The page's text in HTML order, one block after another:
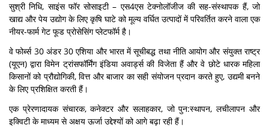
सुश्री निधि, साइंस फॉर सोसाइटी – एस4एस टेक्नोलॉजीज की सह-संस्थापक हैं, जो
खाद्य और पेय उद्योग के लिए कृषि घाटे को मूल्य वर्धित उत्पादों में परिवर्तित करने वाला एक
नीयर-फार्म गेट फूड प्रोसेसिंग प्‍लेटफॉर्म है।
वे फोर्ब्स 30 अंडर 30 एशिया और भारत में सूचीबद्ध तथा नीति आयोग और संयुक्त राष्ट्र
(यूएन) द्वारा विमेन ट्रांसफॉर्मिंग इंडिया अवार्ड्स की विजेता हैं और वे छोटे धारक महिला
किसानों को प्रौद्योगिकी, वित्त और बाजार का सही संयोजन प्रदान करते हुए, उद्यमी बनने
के लिए प्रशिक्षित करती हैं।
एक प्रेरणादायक संचारक, कनेक्टर और सलाहकार, जो पुन:स्‍थापन, लचीलापन और
इक्विटी के माध्यम से अक्षय ऊर्जा उद्देश्यों को आगे बढ़ा रही हैं।